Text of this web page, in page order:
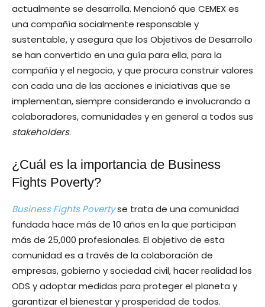
actualmente se desarrolla. Mencionó que CEMEX es
una compañía socialmente responsable y
sustentable, y asegura que los Objetivos de Desarrollo
se han convertido en una guía para ella, para la
compañía y el negocio, y que procura construir valores
con cada una de las acciones e iniciativas que se
implementan, siempre considerando e involucrando a
colaboradores, comunidades y en general a todos sus
stakeholders.
¿Cuál es la importancia de Business
Fights Poverty?
Business Fights Povertyse trata de una comunidad
fundada hace más de 10 años en la que participan
más de 25,000 profesionales. El objetivo de esta
comunidad es a través de la colaboración de
empresas, gobierno y sociedad civil, hacer realidad los
ODS y adoptar medidas para proteger el planeta y
garantizar el bienestar y prosperidad de todos.